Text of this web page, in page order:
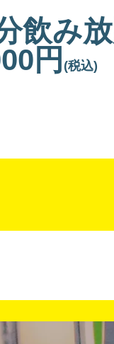
飲み
円 (税込)